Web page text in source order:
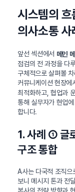
시스템의
의사소통 사
앞선 섹션에서 메인
점검의 전 과정을 다
구체적으로 살펴볼
커뮤니케이션 현장에
최적화하고, 협업과
통해 실무자가 현업
합니다.
1. 사례 ① 글
구조 통합
A사는 다국적 조직으
보니 메시지 톤과 전
본사의 전략 방향과